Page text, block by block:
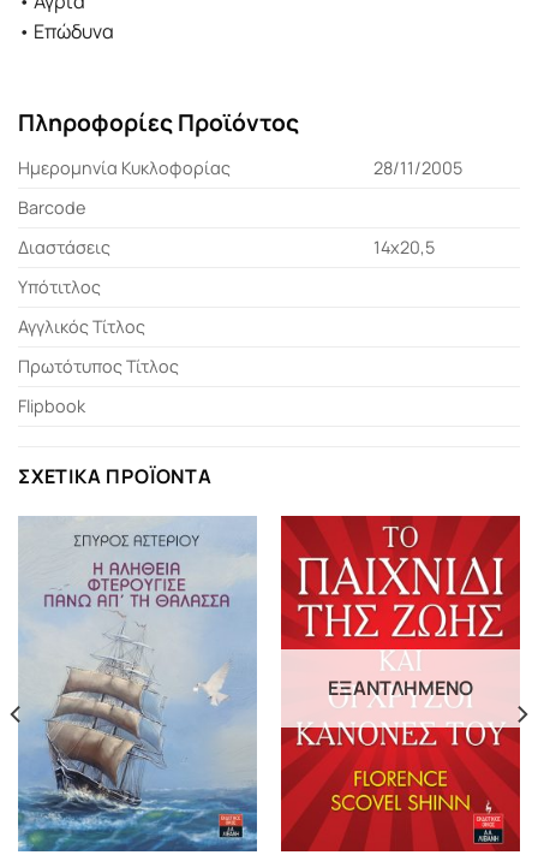
• Επώδυνα
Πληροφορίες Προϊόντος
Ημερομηνία Κυκλοφορίας
28/11/2005
Barcode
Διαστάσεις
14χ20,5
Υπότιτλος
Αγγλικός Τίτλος
Πρωτότυπος Τίτλος
Flipbook
ΣΧΕΤΙΚΆ ΠΡΟΪΌΝΤΑ
ΕΞΑΝΤΛΗΜΈΝΟ